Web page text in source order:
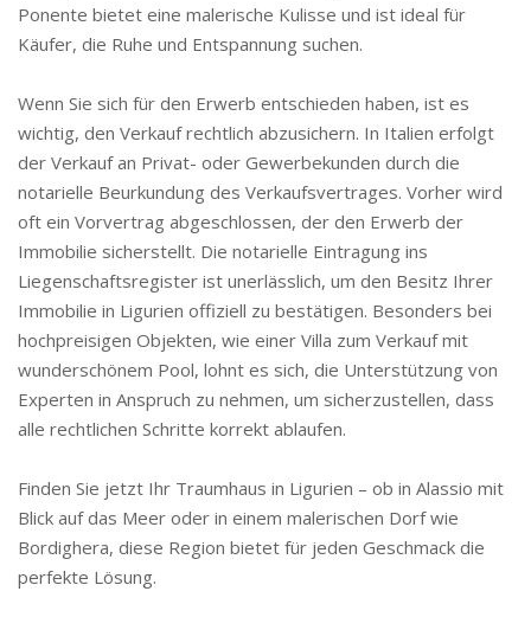
Ponente bietet eine malerische Kulisse und ist ideal für
Käufer, die Ruhe und Entspannung suchen.
Wenn Sie sich für den Erwerb entschieden haben, ist es
wichtig, den Verkauf rechtlich abzusichern. In Italien erfolgt
der Verkauf an Privat- oder Gewerbekunden durch die
notarielle Beurkundung des Verkaufsvertrages. Vorher wird
oft ein Vorvertrag abgeschlossen, der den Erwerb der
Immobilie sicherstellt. Die notarielle Eintragung ins
Liegenschaftsregister ist unerlässlich, um den Besitz Ihrer
Immobilie in Ligurien offiziell zu bestätigen. Besonders bei
hochpreisigen Objekten, wie einer Villa zum Verkauf mit
wunderschönem Pool, lohnt es sich, die Unterstützung von
Experten in Anspruch zu nehmen, um sicherzustellen, dass
alle rechtlichen Schritte korrekt ablaufen.
Finden Sie jetzt Ihr Traumhaus in Ligurien – ob in Alassio mit
Blick auf das Meer oder in einem malerischen Dorf wie
Bordighera, diese Region bietet für jeden Geschmack die
perfekte Lösung.